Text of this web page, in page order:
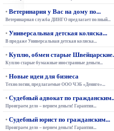
•Ветеринария у Вас на дому по...
Ветеринарная служба ДИНГО предлагает полный...
•Универсальная детская коляска...
В продаже Универсальная детская коляска...
•Куплю, обмен старые
Куплю старые бумажные иностранные деньги...
•Новые идеи для бизнеса
Технологии, предлагаемые ООО ЧЭБ «Дениго»...
•Судебный адвокат по
Проиграем дело – вернем деньги! Гарантия...
•Судебный юрист по гражданским...
Проиграем дело – вернем деньги! Гарантия...